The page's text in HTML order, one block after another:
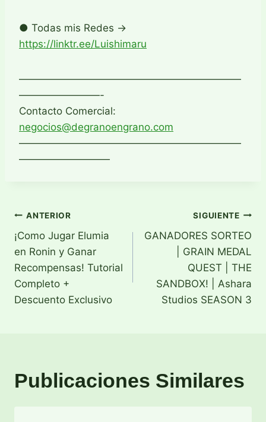
● Todas mis Redes →
https://linktr.ee/Luishimaru
——————————————————————
————————-
Contacto Comercial:
negocios@degranoengrano.com
——————————————————————
—————————
Navegación
de
entradas
ANTERIOR
¡Como Jugar Elumia
en Ronin y Ganar
Recompensas! Tutorial
Completo +
Descuento Exclusivo
SIGUIENTE
GANADORES SORTEO
| GRAIN MEDAL
QUEST | THE
SANDBOX! | Ashara
Studios SEASON 3
Publicaciones Similares